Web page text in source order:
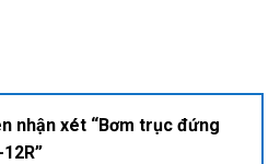
nhận xét “Bơm trục đứng